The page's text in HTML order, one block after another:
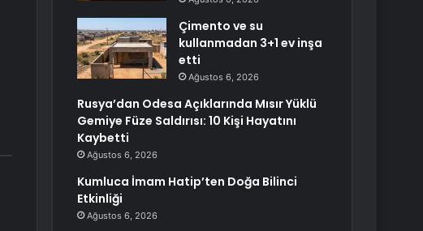
Çimento ve su
kullanmadan 3+1 ev inşa
etti
Ağustos 6, 2026
Rusya’dan Odesa Açıklarında Mısır Yüklü
Gemiye Füze Saldırısı: 10 Kişi Hayatını
Kaybetti
Ağustos 6, 2026
Kumluca İmam Hatip’ten Doğa Bilinci
Etkinliği
Ağustos 6, 2026